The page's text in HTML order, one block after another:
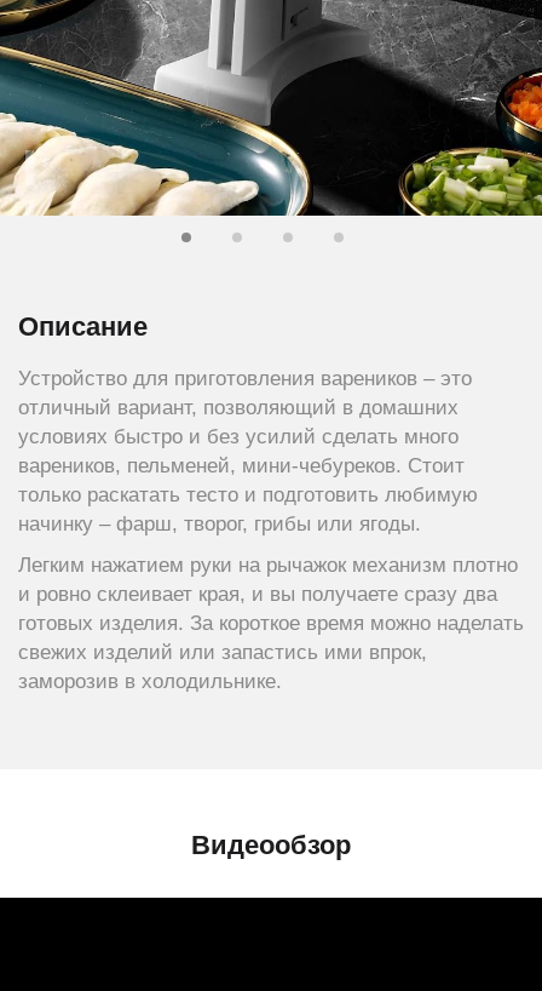
Описание
Устройство для приготовления вареников – это
отличный вариант, позволяющий в домашних
условиях быстро и без усилий сделать много
вареников, пельменей, мини-чебуреков. Стоит
только раскатать тесто и подготовить любимую
начинку – фарш, творог, грибы или ягоды.
Легким нажатием руки на рычажок механизм плотно
и ровно склеивает края, и вы получаете сразу два
готовых изделия. За короткое время можно наделать
свежих изделий или запастись ими впрок,
заморозив в холодильнике.
Видеообзор